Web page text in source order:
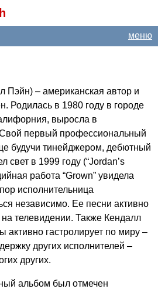
меню
Пэйн) – американская автор и
Родилась в 1980 году в городе
выросла в
Свой первый профессиональный
будучи тинейджером, дебютный
свет в 1999 году (“Jordan’s
работа “Grown” увидела
исполнительница
независимо. Ее песни активно
телевидении. Также Кендалл
активно гастролирует по миру –
других исполнителей –
других.
альбом был отмечен